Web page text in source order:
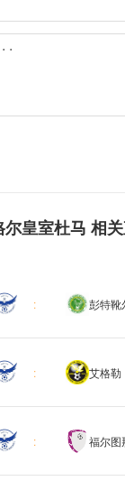
皇室杜马 相
: 彭特靴
: 艾格勒
: 福尔图